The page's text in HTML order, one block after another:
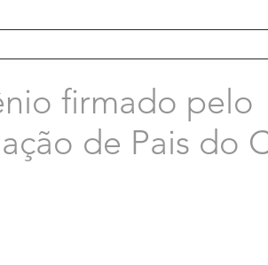
firmado pelo
de Pais do